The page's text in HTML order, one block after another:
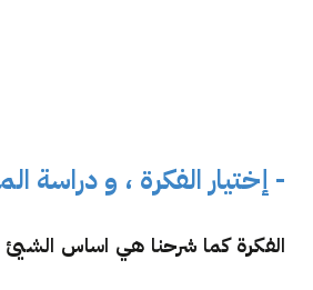
- إختيار الفكرة ، و دراسة
الفكرة كما شرحنا هي اساس